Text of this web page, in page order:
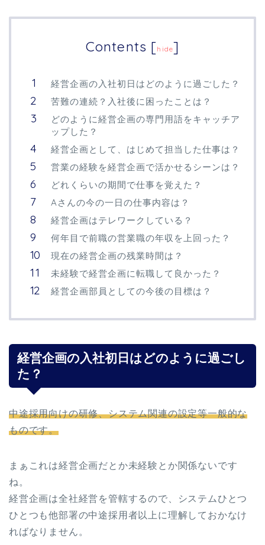
Contents [hide]
経営企画の入社初日はどのように過ごした？
苦難の連続？入社後に困ったことは？
どのように経営企画の専門用語をキャッチア
ップした？
経営企画として、はじめて担当した仕事は？
営業の経験を経営企画で活かせるシーンは？
どれくらいの期間で仕事を覚えた？
Aさんの今の一日の仕事内容は？
経営企画はテレワークしている？
何年目で前職の営業職の年収を上回った？
現在の経営企画の残業時間は？
未経験で経営企画に転職して良かった？
経営企画部員としての今後の目標は？
経営企画の入社初日はどのように過ごし
た？
中途採用向けの研修、システム関連の設定等一般的な
ものです。
まぁこれは経営企画だとか未経験とか関係ないです
ね。
経営企画は全社経営を管轄するので、システムひとつ
ひとつも他部署の中途採用者以上に理解しておかなけ
ればなりません。